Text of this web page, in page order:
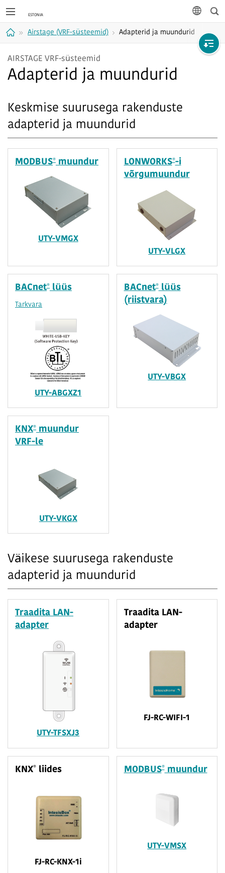
Otsi
Airstage (VRF-süsteemid) Adapterid ja muundurid
AIRSTAGE VRF-süsteemid
Adapterid ja muundurid
Keskmise suurusega rakenduste
adapterid ja muundurid
MODBUS® muundur
UTY-VMGX
LONWORKS®-i
võrgumuundur
UTY-VLGX
BACnet® lüüs
Tarkvara
UTY-ABGXZ1
BACnet®lüüs
(riistvara)
UTY-VBGX
KNX® muundur
VRF-le
UTY-VKGX
Väikese suurusega rakenduste
adapterid ja muundurid
Traadita LAN-
adapter
UTY-TFSXJ3
Traadita LAN-
adapter
FJ-RC-WIFI-1
KNX® liides
FJ-RC-KNX-1i
MODBUS®muundur
UTY-VMSX